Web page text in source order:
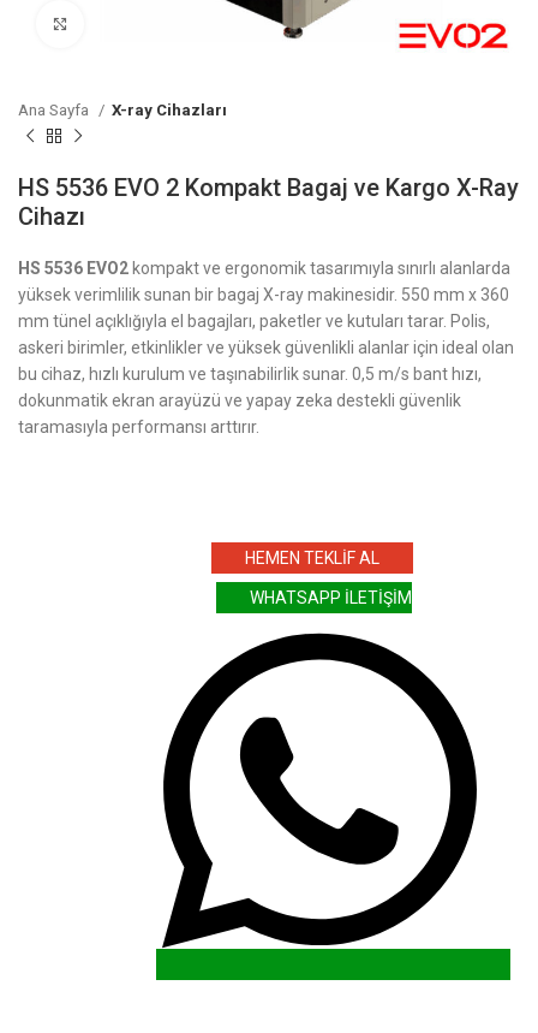
Ana Sayfa X-ray Cihazları
HS 5536 EVO 2 Kompakt Bagaj ve Kargo X-Ray
Cihazı
HS 5536 EVO2 kompakt ve ergonomik tasarımıyla sınırlı alanlarda
yüksek verimlilik sunan bir bagaj X-ray makinesidir. 550 mm x 360
mm tünel açıklığıyla el bagajları, paketler ve kutuları tarar. Polis,
askeri birimler, etkinlikler ve yüksek güvenlikli alanlar için ideal olan
bu cihaz, hızlı kurulum ve taşınabilirlik sunar. 0,5 m/s bant hızı,
dokunmatik ekran arayüzü ve yapay zeka destekli güvenlik
taramasıyla performansı arttırır.
HEMEN TEKLİF AL
WHATSAPP İLETİŞİM